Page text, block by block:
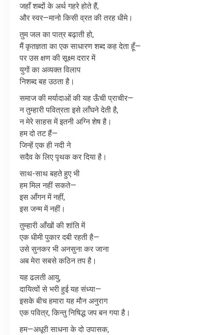
जहाँ शब्दों के अर्थ गहरे होते हैं,
और स्वर—मानो किसी व्रत की तरह धीमे।
तुम जल का पात्र बढ़ाती हो,
मैं कृतज्ञता का एक साधारण शब्द कह देता हूँ—
पर उस क्षण की सूक्ष्म दरार में
युगों का अव्यक्त विलाप
निशब्द बह उठता है।
समाज की मर्यादाओं की यह ऊँची प्राचीर—
न तुम्हारी पवित्रता इसे लाँघने देती है,
न मेरे साहस में इतनी अग्नि शेष है।
हम दो तट हैं—
जिन्हें एक ही नदी ने
सदैव के लिए पृथक कर दिया है।
साथ-साथ बहते हुए भी
हम मिल नहीं सकते—
इस आँगन में नहीं,
इस जन्म में नहीं।
तुम्हारी आँखों की शांति में
एक धीमी पुकार दबी रहती है—
उसे सुनकर भी अनसुना कर जाना
अब मेरा सबसे कठिन तप है।
यह ढलती आयु,
दायित्वों से भरी हुई यह संध्या—
इसके बीच हमारा यह मौन अनुराग
एक पवित्र,किन्तु निषिद्ध जप बन गया है।
हम—अधूरी साधना के दो उपासक,